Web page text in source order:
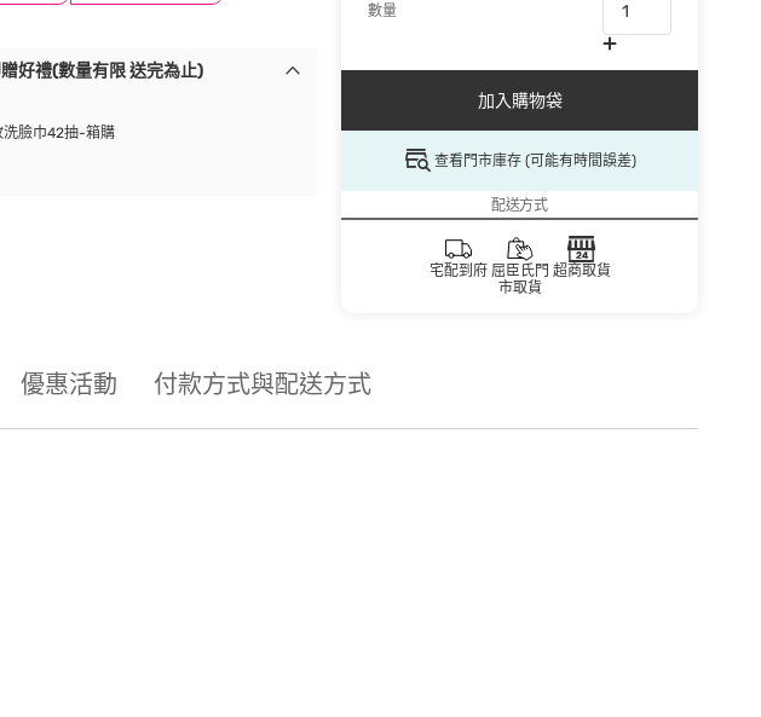
數量
加入購物袋
查看門市庫存 (可能有時間誤差)
配送方式
宅配到府 屈臣氏門
市取貨
超商取貨
好禮(數量有限 送完為止)
洗臉巾42抽-箱購
優惠活動 付款方式與配送方式